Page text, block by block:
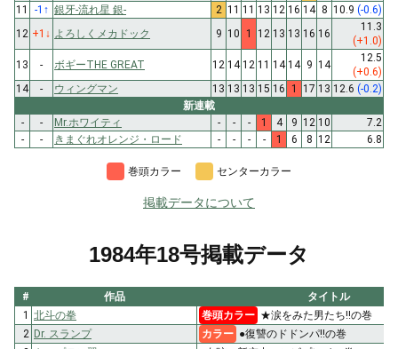
11
-1 ↑ 銀牙-流れ星 銀- 2 11 11 13 12 16 14 8 10.9 (-0.6)
12 +1 ↓ よろしくメカドック 9 10 1 12 13 13 16 16
11.3
(+1.0)
13
- ボギーTHE GREAT 12 14 12 11 14 14 9 14
12.5
(+0.6)
14
- ウィングマン 13 13 13 15 16 1 17 13 12.6 (-0.2)
新連載
-
- Mr.ホワイティ - - - 1 4 9 12 10
7.2
-
- きまぐれオレンジ・ロード - - - - 1 6 8 12 6.8
巻頭カラー センターカラー
掲載データについて
1984年18号掲載データ
# 作品
タイトル
1 北斗の拳 巻頭カラー ★涙をみた男たち!!の巻
2 Dr. スランプ カラー ●復讐のドドンパ!!の巻